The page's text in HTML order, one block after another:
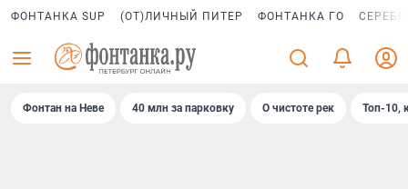
ФОНТАНКА SUP (ОТ)ЛИЧНЫЙ ПИТЕР ФОНТАНКА ГО
Фонтан на Неве 40 млн за парковку О чистоте рек Топ-10,